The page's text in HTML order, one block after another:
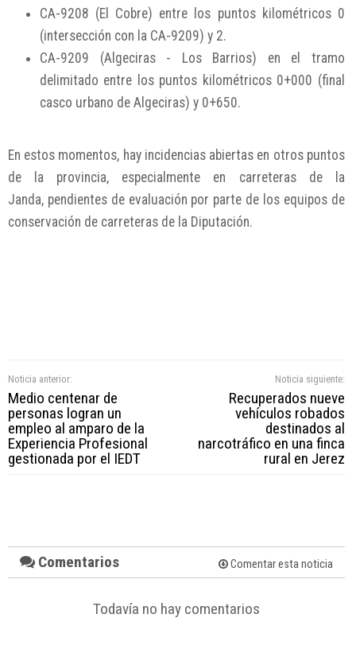
CA-9208 (El Cobre) entre los puntos kilométricos 0
(intersección con la CA-9209) y 2.
CA-9209 (Algeciras - Los Barrios) en el tramo
delimitado entre los puntos kilométricos 0+000 (final
casco urbano de Algeciras) y 0+650.
En estos momentos, hay incidencias abiertas en otros puntos
de la provincia, especialmente en carreteras de la
Janda, pendientes de evaluación por parte de los equipos de
conservación de carreteras de la Diputación.
Noticia anterior:
Medio centenar de
personas logran un
empleo al amparo de la
Experiencia Profesional
gestionada por el IEDT
Noticia siguiente:
Recuperados nueve
vehículos robados
destinados al
narcotráfico en una finca
rural en Jerez
Comentarios Comentar esta noticia
Todavía no hay comentarios